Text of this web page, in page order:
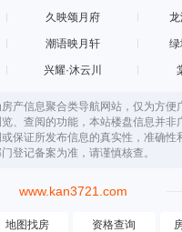
久映颂月府 龙
潮语映月轩 绿
兴耀·沐云川
产信息聚合类导航网站，仅为方便
、查阅的功能，本站楼盘信息并非
保证所发布信息的真实性，准确性
登记备案为准，请谨慎核查。
www.kan3721.com
地图找房 资格查询